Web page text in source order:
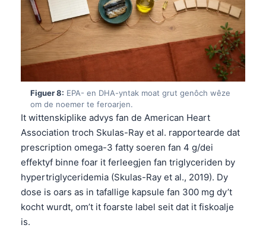
Figuer 8: EPA- en DHA-yntak moat grut genôch wêze
om de noemer te feroarjen.
It wittenskiplike advys fan de American Heart
Association troch Skulas-Ray et al. rapportearde dat
prescription omega-3 fatty soeren fan 4 g/dei
effektyf binne foar it ferleegjen fan triglyceriden by
hypertriglyceridemia (Skulas-Ray et al., 2019). Dy
dose is oars as in tafallige kapsule fan 300 mg dy’t
kocht wurdt, om’t it foarste label seit dat it fiskoalje
is.
Български
Dansk
Nederlands
हिन्दी
Bahasa Indonesia
Հայերեն
Íslenska
Svenska
Bosanski
Azərbaycan dili